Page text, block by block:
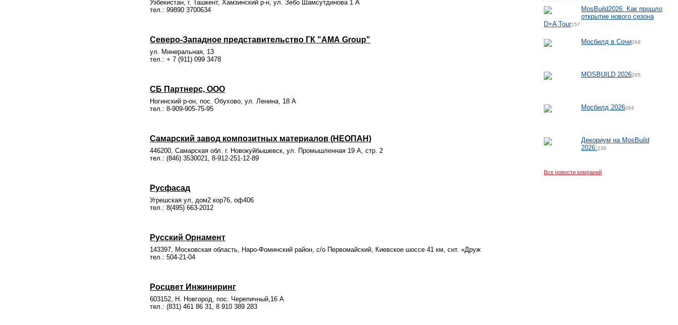
Узбекистан, г. Ташкент, Хамзинский р-н, ул. Зебо Шамсутдинова 1 А
тел.: 99890 3700634
Северо-Западное представительство ГК "АМА Group"
ул. Минеральная, 13
тел.: + 7 (911) 099 3478
СБ Партнерс, ООО
Ногинский р-он, пос. Обухово, ул. Ленина, 18 А
тел.: 8-909-905-75-95
Самарский завод композитных материалов (НЕОПАН)
446200, Самарская обл. г. Новокуйбышевск, ул. Промышленная 19 А, стр. 2
тел.: (846) 3530021, 8-912-251-12-89
Русфасад
Угрешская ул, дом2 кор76, оф406
тел.: 8(495) 663-2012
Русский Орнамент
143397, Московская область, Наро-Фоминский район, с/о Первомайский, Киевское шоссе 41 км, снт. «Друж
тел.: 504-21-04
Росцвет Инжиниринг
603152, Н. Новгород, пос. Черепичный,16 А
тел.: (831) 461 86 31, 8 910 389 283
MosBuild2026. Как прошло
открытие нового сезона
D+A Tour157
Мосбилд в Сочи268
MOSBUILD 2026265
Мосбилд 2026284
Декориум на MosBuild
2026:238
Все новости компаний